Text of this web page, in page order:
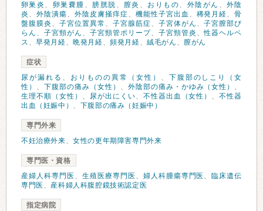
卵巣炎 、 卵巣嚢腫 、 膀胱脱 、 膣炎 、 おりもの、 外陰がん 、 外陰
炎 、 外陰潰瘍、 外陰皮膚掻痒症、 機能性子宮出血 、 稀発月経、骨
盤腹膜炎 、 子宮位置異常 、 子宮腺筋症、 子宮体がん 、子宮膣部び
らん 、 子宮頸がん 、 子宮頸管ポリープ、 子宮頸管炎 、性器ヘルペ
ス 、早発月経、晩発月経、頻発月経、絨毛がん 、 膣がん
症状
尿が漏れる 、 おりものの異常（女性） 、 下腹部のしこり（女
性） 、 下腹部の痛み（女性） 、 外陰部の痛み・かゆみ（女性） 、
生理不順（女性） 、 尿が出にくい、 不性器出血（女性） 、不性器
出血（妊娠中） 、 下腹部の痛み（妊娠中）
専門外来
不妊治療外来、女性の更年期障害専門外来
専門医・資格
産婦人科専門医 、 生殖医療専門医 、 婦人科腫瘍専門医 、臨床遺伝
専門医 、 産科婦人科腹腔鏡技術認定医
指定病院